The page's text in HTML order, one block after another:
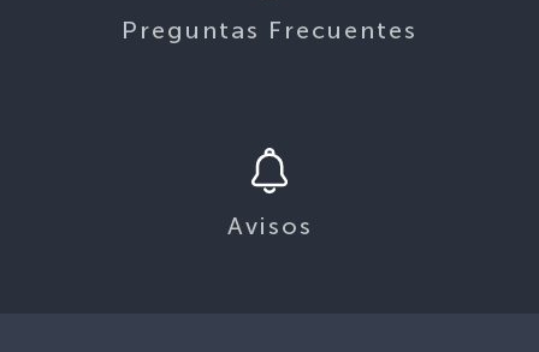
Preguntas Frecuentes
Avisos